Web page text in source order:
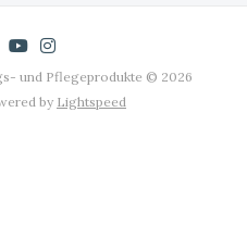
und Pflegeprodukte © 2026
by Lightspeed